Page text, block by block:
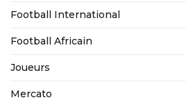
Football International
Football Africain
Joueurs
Mercato